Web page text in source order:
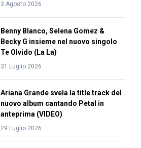
3 Agosto 2026
Benny Blanco, Selena Gomez &
Becky G insieme nel nuovo singolo
Te Olvido (La La)
31 Luglio 2026
Ariana Grande svela la title track del
nuovo album cantando Petal in
anteprima (VIDEO)
29 Luglio 2026